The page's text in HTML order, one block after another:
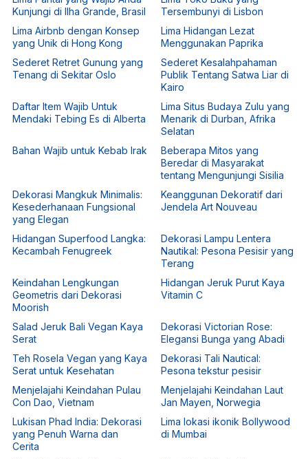
Kunjungi di Ilha Grande, Brasil
Tersembunyi di Lisbon
Lima Airbnb dengan Konsep
yang Unik di Hong Kong
Lima Hidangan Lezat
Menggunakan Paprika
Sederet Retret Gunung yang
Tenang di Sekitar Oslo
Sederet Kesalahpahaman
Publik Tentang Satwa Liar di
Kairo
Daftar Item Wajib Untuk
Mendaki Tebing Es di Alberta
Lima Situs Budaya Zulu yang
Menarik di Durban, Afrika
Selatan
Bahan Wajib untuk Kebab Irak
Beberapa Mitos yang
Beredar di Masyarakat
tentang Mengunjungi Sisilia
Dekorasi Mangkuk Minimalis:
Kesederhanaan Fungsional
yang Elegan
Keanggunan Dekoratif dari
Jendela Art Nouveau
Hidangan Superfood Langka:
Kecambah Fenugreek
Dekorasi Lampu Lentera
Nautikal: Pesona Pesisir yang
Terang
Keindahan Lengkungan
Geometris dari Dekorasi
Moorish
Hidangan Jeruk Purut Kaya
Vitamin C
Salad Jeruk Bali Vegan Kaya
Serat
Dekorasi Victorian Rose:
Elegansi Bunga yang Abadi
Teh Rosela Vegan yang Kaya
Serat untuk Kesehatan
Dekorasi Tali Nautical:
Pesona tekstur pesisir
Menjelajahi Keindahan Pulau
Con Dao, Vietnam
Menjelajahi Keindahan Laut
Jan Mayen, Norwegia
Lukisan Phad India: Dekorasi
yang Penuh Warna dan
Cerita
Lima lokasi ikonik Bollywood
di Mumbai